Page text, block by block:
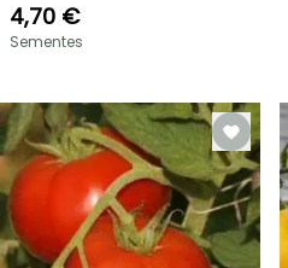
4,70 €
Sementes